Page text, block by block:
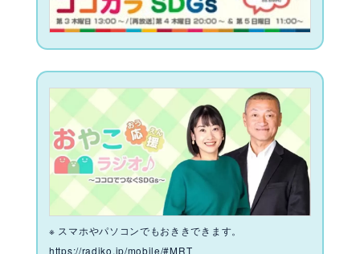
※ スマホやパソコンでもおききできます。
https://radiko.jp/mobile/#MRT